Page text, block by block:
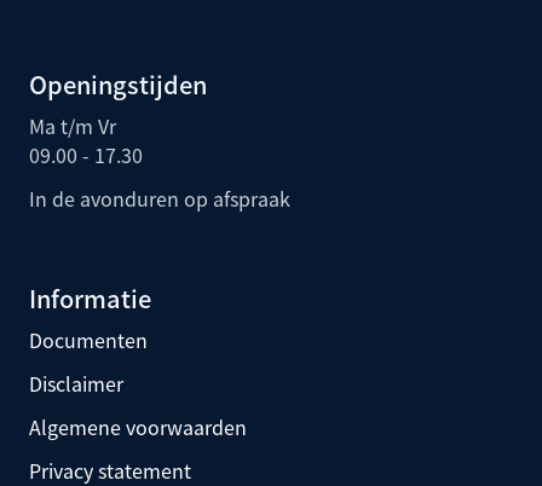
Openingstijden
Ma t/m Vr
09.00 - 17.30
In de avonduren op afspraak
Informatie
Documenten
Disclaimer
Algemene voorwaarden
Privacy statement